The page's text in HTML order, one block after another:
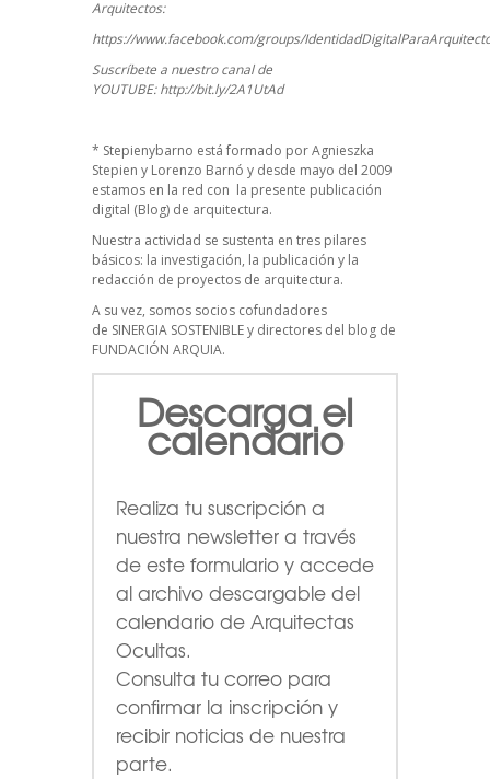
Arquitectos:
https://www.facebook.com/groups/
Suscríbete a nuestro canal de
YOUTUBE:http://bit.ly/2A1UtAd
* Stepienybarno está formado por Agnieszka
Stepien y Lorenzo Barnó y desde mayo del 2009
estamos en la red con la presente publicación
digital (Blog) de arquitectura.
Nuestra actividad se sustenta en tres pilares
básicos: la investigación, la publicación y la
redacción de proyectos de arquitectura.
A su vez, somos socios cofundadores
de SINERGIA SOSTENIBLEy directores del blog de
FUNDACIÓN ARQUIA.
Descarga el
calendario
Realiza tu suscripción a
nuestra newsletter a través
de este formulario y accede
al archivo descargable del
calendario de Arquitectas
Ocultas.
Consulta tu correo para
confirmar la inscripción y
recibir noticias de nuestra
parte.